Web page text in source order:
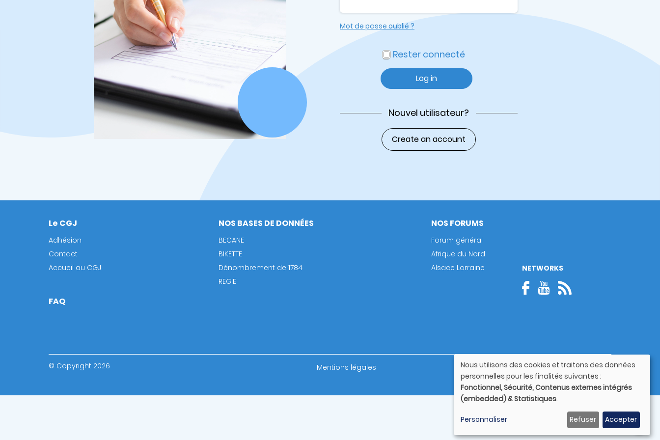
Rester connecté
Log in
Mot de passe oublié ?
Nouvel utilisateur?
Create an account
Footer
Le CGJ
Adhésion
Contact
Accueil au CGJ
NOS BASES DE DONNÉES
BECANE
BIKETTE
Dénombrement de 1784
REGIE
NOS FORUMS
Forum général
Afrique du Nord
Alsace Lorraine
FAQ
NETWORKS
© Copyright 2026
bottom
Mentions légales Guide utilisateur
Utilisation
des
données
personnelles
et
cookies
Nous utilisons des cookies et traitons des données
personnelles pour les finalités suivantes :
Fonctionnel, Sécurité, Contenus externes intégrés
(embedded) & Statistiques.
Personnaliser Refuser Accepter